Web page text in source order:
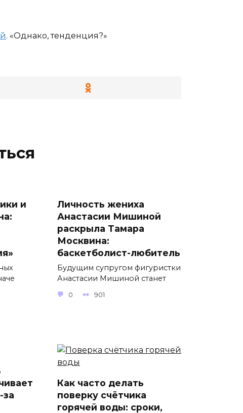
. «Однако, тенденция?»
и
Личность жениха
Анастасии Мишиной
раскрыла Тамара
Москвина:
баскетболист-любитель
Будущим супругом фигуристки
Анастасии Мишиной станет
0 901
за
Как часто делать
поверку счётчика
горячей воды: сроки,